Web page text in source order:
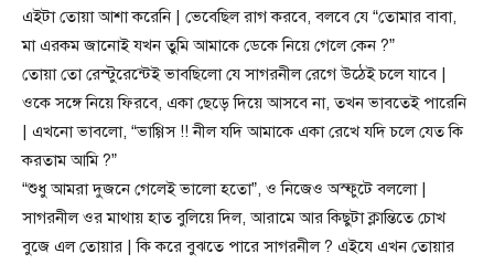
এইটা তোয়া আশা করেনি | ভেবেছিল রাগ করবে, বলবে যে “তোমার বাবা,
মা এরকম জানোই যখন তুমি আমাকে ডেকে নিয়ে গেলে কেন ?”
তোয়া তো রেস্টুরেন্টেই ভাবছিলো যে সাগরনীল রেগে উঠেই চলে যাবে |
ওকে সঙ্গে নিয়ে ফিরবে, একা ছেড়ে দিয়ে আসবে না, তখন ভাবতেই পারেনি
| এখনো ভাবলো, “ভাগ্গিস !! নীল যদি আমাকে একা রেখে যদি চলে যেত কি
করতাম আমি ?”
“শুধু আমরা দুজনে গেলেই ভালো হতো”, ও নিজেও অস্ফুটে বললো |
সাগরনীল ওর মাথায় হাত বুলিয়ে দিল, আরামে আর কিছুটা ক্লান্তিতে চোখ
বুজে এল তোয়ার | কি করে বুঝতে পারে সাগরনীল ? এইযে এখন তোয়ার